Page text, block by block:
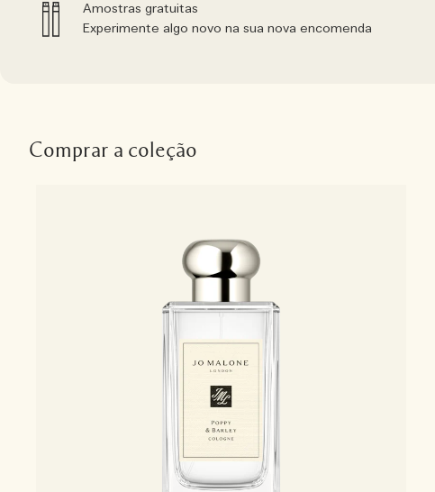
Amostras gratuitas
Experimente algo novo na sua nova encomenda
Comprar a coleção